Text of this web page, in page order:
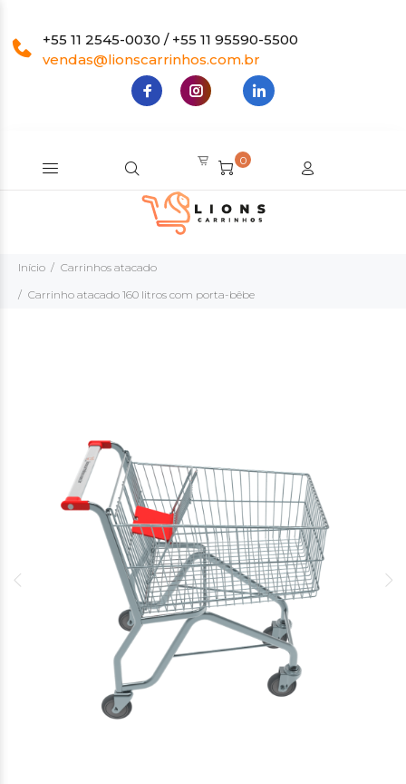
+55 11 2545-0030 / +55 11 95590-5500
vendas@lionscarrinhos.com.br
0
Início
Carrinhos atacado
Carrinho atacado 160 litros com porta-bêbe